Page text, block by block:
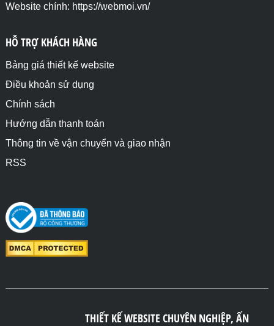
Website chính: https://webmoi.vn/
HỖ TRỢ KHÁCH HÀNG
Bảng giá thiết kế website
Điều khoản sử dụng
Chính sách
Hướng dẫn thanh toán
Thông tin về vận chuyển và giao nhận
RSS
THIẾT KẾ WEBSITE CHUYÊN NGHIỆP, ẤN